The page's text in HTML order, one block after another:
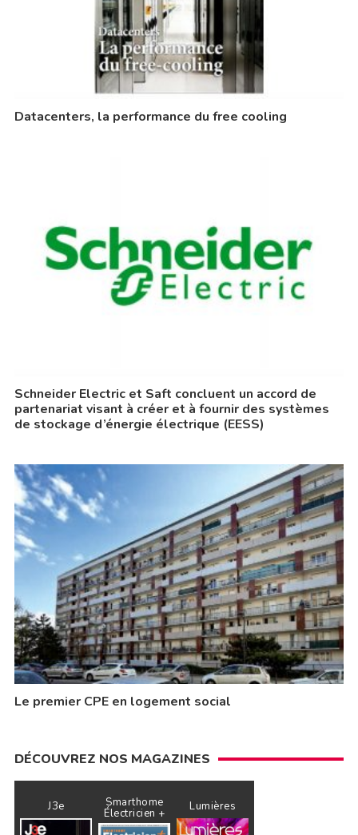
Datacenters, la performance du free cooling
Schneider Electric et Saft concluent un accord de
partenariat visant à créer et à fournir des systèmes
de stockage d’énergie électrique (EESS)
Le premier CPE en logement social
DÉCOUVREZ NOS MAGAZINES
J3e Smarthome
Électricien + Lumières